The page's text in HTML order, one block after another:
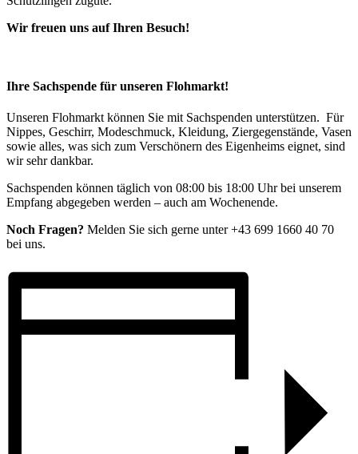
Wir freuen uns auf Ihren Besuch!
Ihre Sachspende für unseren Flohmarkt!
Unseren Flohmarkt können Sie mit Sachspenden unterstützen. Für
Nippes, Geschirr, Modeschmuck, Kleidung, Ziergegenstände, Vasen
sowie alles, was sich zum Verschönern des Eigenheims eignet, sind
wir sehr dankbar.
Sachspenden können täglich von 08:00 bis 18:00 Uhr bei unserem
Empfang abgegeben werden – auch am Wochenende.
Noch Fragen? Melden Sie sich gerne unter +43 699 1660 40 70
bei uns.